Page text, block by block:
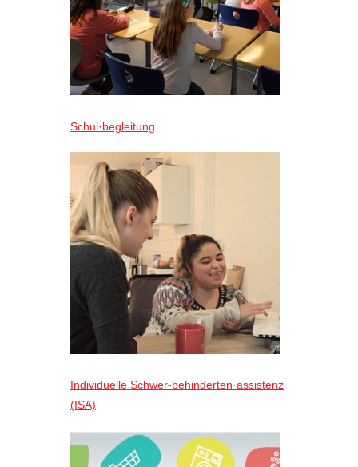
Schul·begleitung
Individuelle Schwer-behinderten·assistenz
(ISA)